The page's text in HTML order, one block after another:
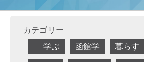
カテゴリー
学ぶ
函館学 暮らす